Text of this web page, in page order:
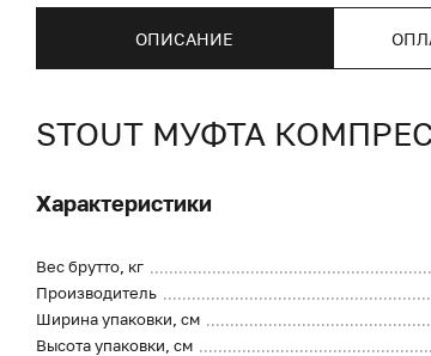
ОПИСАНИЕ
STOUT МУФТА
Характеристики
Вес брутто, кг
Производитель
Ширина упаковки, см
Высота упаковки, см